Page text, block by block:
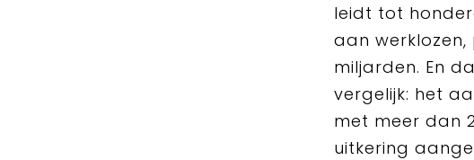
leidt tot
aan
miljarden. En
vergelijk: het
met meer dan
uitkering